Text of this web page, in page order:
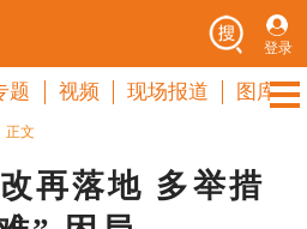
登录
题 视频 现场报道 图库
正文
再落地 多举措